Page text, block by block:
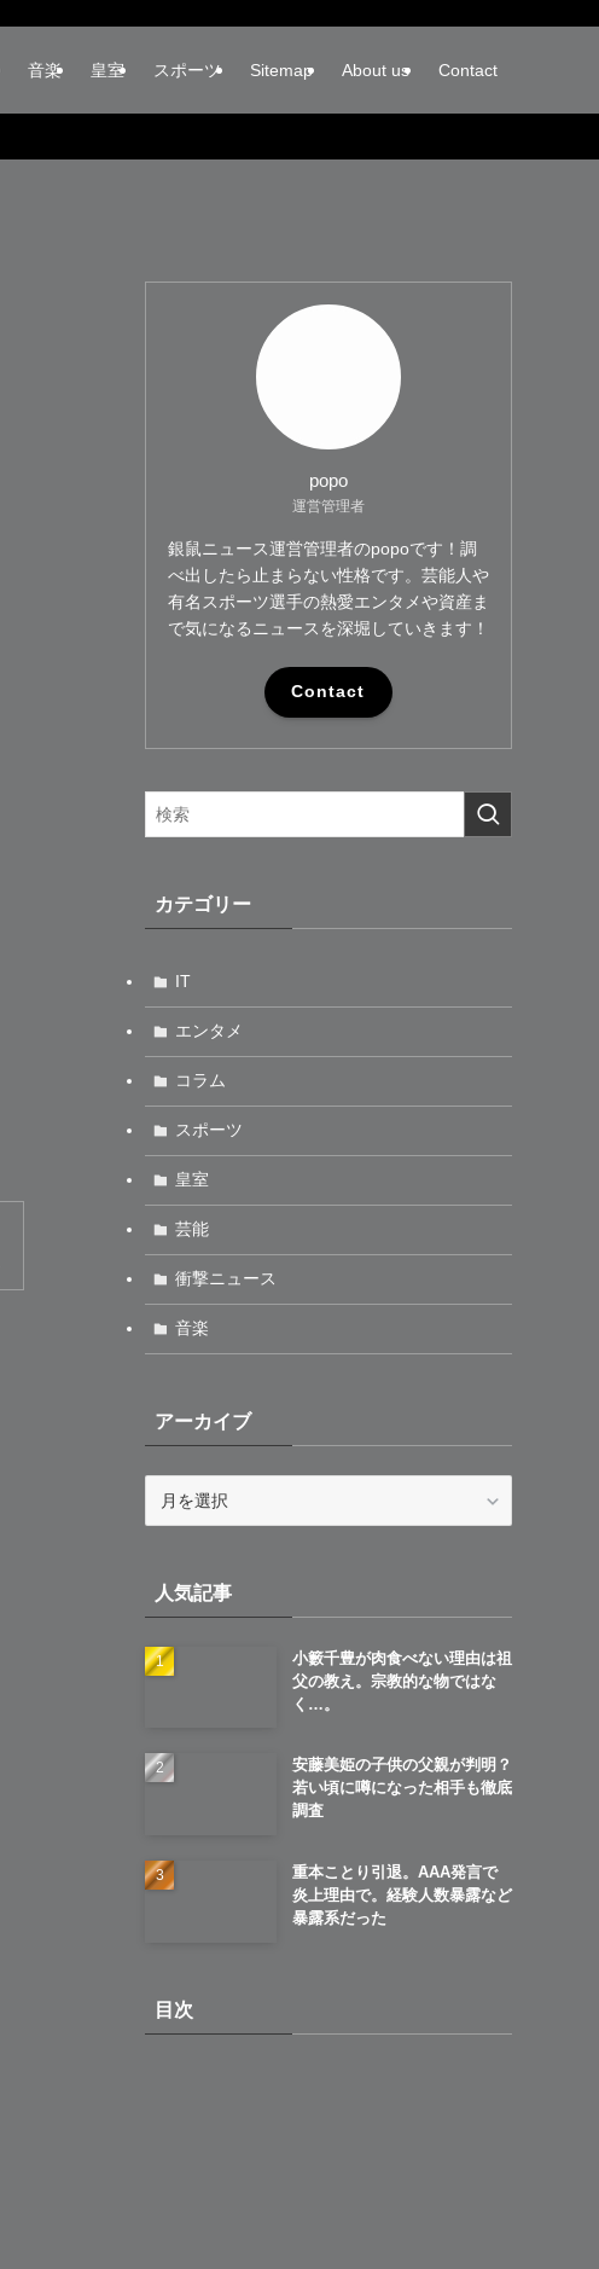
音楽 皇室 スポーツ Sitemap About us Contact
popo
運営管理者
銀鼠ニュース運営管理者のpopoです！調
べ出したら止まらない性格です。芸能人や
有名スポーツ選手の熱愛エンタメや資産ま
で気になるニュースを深堀していきます！
Contact
カテゴリー
IT
エンタメ
コラム
スポーツ
皇室
芸能
衝撃ニュース
音楽
アーカイブ
ブ人気記事
小籔千豊が肉食べない理由は祖
父の教え。宗教的な物ではな
く…。
安藤美姫の子供の父親が判明？
若い頃に噂になった相手も徹底
調査
重本ことり引退。AAA発言で
炎上理由で。経験人数暴露など
暴露系だった
目次